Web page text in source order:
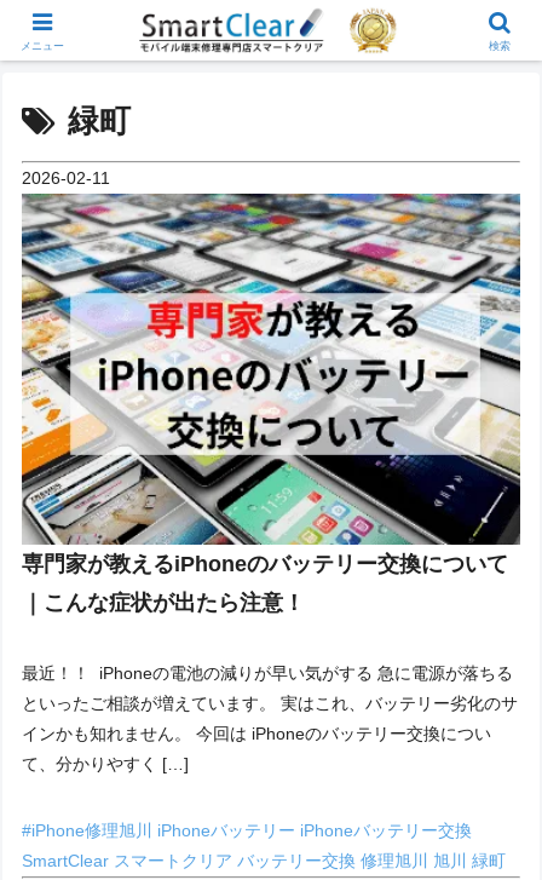
緑町
2026-02-11
専門家が教えるiPhoneのバッテリー交換について
｜こんな症状が出たら注意！
最近！！ iPhoneの電池の減りが早い気がする 急に電源が落ちる
といったご相談が増えています。 実はこれ、バッテリー劣化のサ
インかも知れません。 今回は iPhoneのバッテリー交換につい
て、分かりやすく […]
#iPhone修理旭川 iPhoneバッテリー iPhoneバッテリー交換
SmartClear スマートクリアバッテリー交換修理旭川 旭川緑町
メニュー 検索